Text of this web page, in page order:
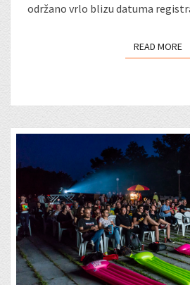
održano vrlo blizu datuma
READ MORE